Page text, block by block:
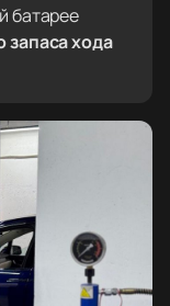
батарее
запаса хода